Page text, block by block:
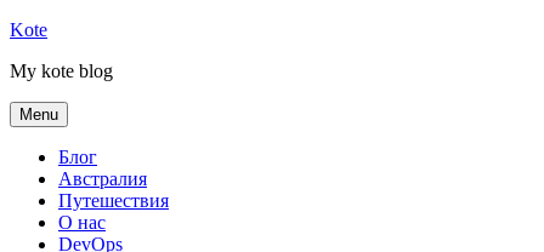
Skip
content
Kote
My kote blog
Menu
Блог
Австралия
Путешествия
О нас
DevOps